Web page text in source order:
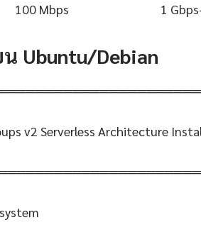
100 Mbps 1
Ubuntu/Debian
v2 Serverless Architecture